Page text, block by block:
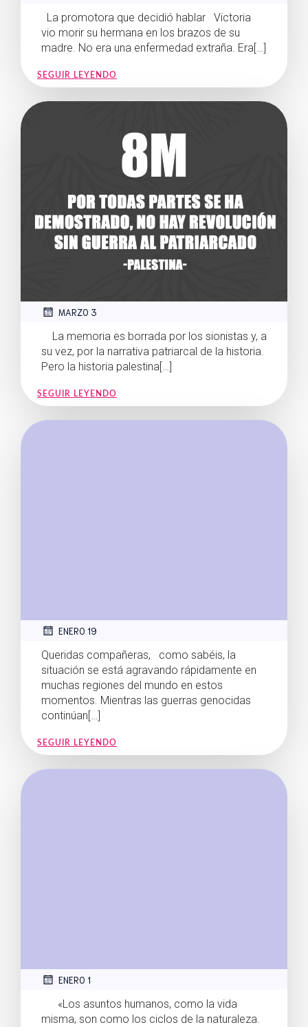
La promotora que decidió hablar Victoria
vio morir su hermana en los brazos de su
madre. No era una enfermedad extraña. Era[…]
SEGUIR LEYENDO
MARZO 3
La memoria es borrada por los sionistas y, a
su vez, por la narrativa patriarcal de la historia.
Pero la historia palestina[…]
SEGUIR LEYENDO
ENERO 19
Queridas compañeras, como sabéis, la
situación se está agravando rápidamente en
muchas regiones del mundo en estos
momentos. Mientras las guerras genocidas
continúan[…]
SEGUIR LEYENDO
ENERO 1
«Los asuntos humanos, como la vida
misma, son como los ciclos de la naturaleza.